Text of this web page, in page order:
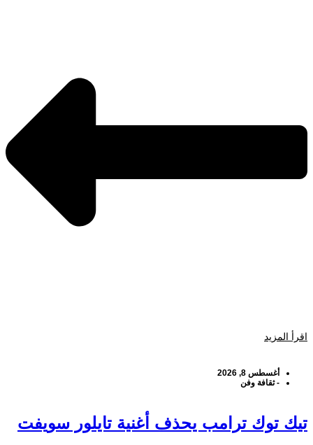
اقرأ المزيد
أغسطس 8, 2026
- ثقافة وفن
تيك توك ترامب يحذف أغنية تايلور سويفت